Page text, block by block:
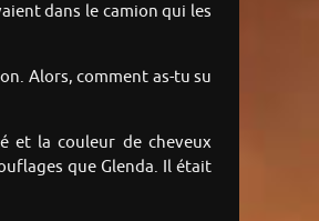
dans le camion qui les
Alors, comment as-tu su
et la couleur de cheveux
que Glenda. Il était